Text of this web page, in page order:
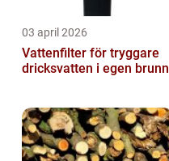
03 april 2026
Vattenfilter för tryggare
dricksvatten i egen brunn